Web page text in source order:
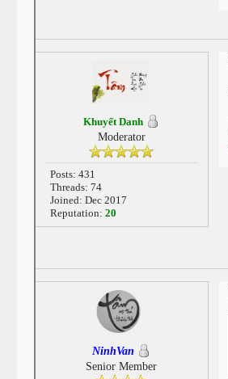
Khuyết Danh
Moderator
Posts: 431
Threads: 74
Joined: Dec 2017
Reputation:20
NinhVan
Senior Member